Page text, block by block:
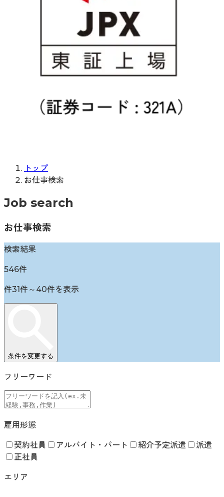
トップ
お仕事検索
Job search
お仕事検索
検索結果
546件
件31件～ 40件を表示
条件を変更する
フリーワード
雇用形態
契約社員 アルバイト・パート 紹介予定派遣
派遣
正社員
エリア